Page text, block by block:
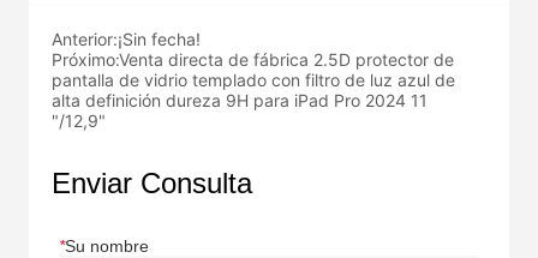
Anterior:¡Sin fecha!
Próximo:Venta directa de fábrica 2.5D protector de
pantalla de vidrio templado con filtro de luz azul de
alta definición dureza 9H para iPad Pro 2024 11
"/12,9"
Enviar Consulta
*Su nombre